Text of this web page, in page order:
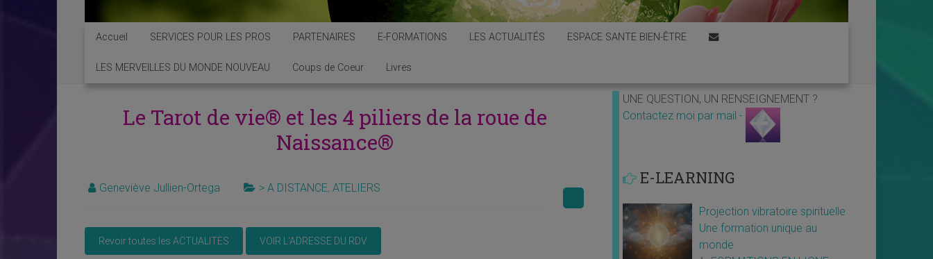
Accueil SERVICES POUR LES PROS PARTENAIRES E-FORMATIONS LES ACTUALITÉS ESPACE SANTE BIEN-ÊTRE
LES MERVEILLES DU MONDE NOUVEAU Coups de Coeur Livres
Le Tarot de vie® et les 4 piliers de la roue de
Naissance®
Geneviève Jullien-Ortega > A DISTANCE, ATELIERS
UNE QUESTION, UN RENSEIGNEMENT ?
Contactez moi par mail -
E-LEARNING
Projection vibratoire spirituelle
Une formation unique au
monde